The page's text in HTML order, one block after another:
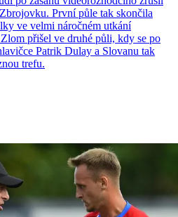
První půle tak skončila
ve velmi náročném utkání
přišel ve druhé půli, kdy se po
Patrik Dulay a Slovanu tak
trefu.